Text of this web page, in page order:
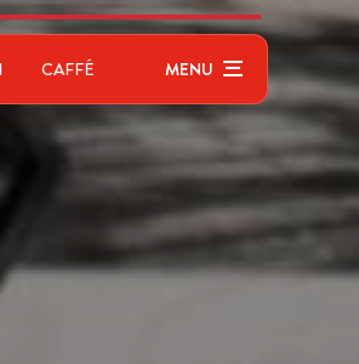
CAFFÉ MENU